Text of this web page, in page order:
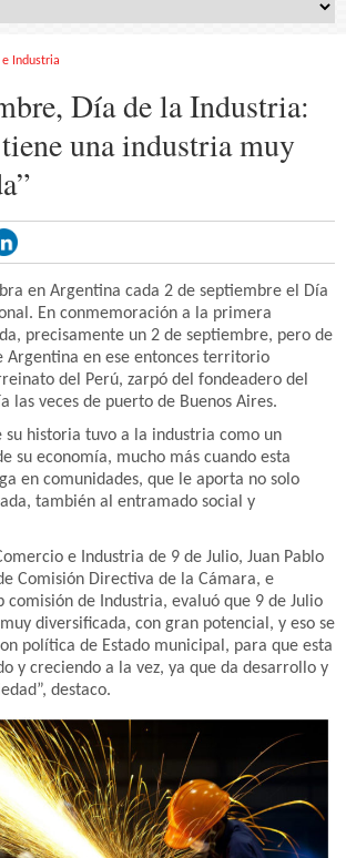
e Industria
Día de la Industria:
una industria muy
en Argentina cada 2 de septiembre el Día
En conmemoración a la primera
precisamente un 2 de septiembre, pero de
Argentina en ese entonces territorio
del Perú, zarpó del fondeadero del
las veces de puerto de Buenos Aires.
su historia tuvo a la industria como un
su economía, mucho más cuando esta
en comunidades, que le aporta no solo
también al entramado social y
e Industria de 9 de Julio, Juan Pablo
Comisión Directiva de la Cámara, e
comisión de Industria, evaluó que 9 de Julio
diversificada, con gran potencial, y eso se
política de Estado municipal, para que esta
y creciendo a la vez, ya que da desarrollo y
destaco.